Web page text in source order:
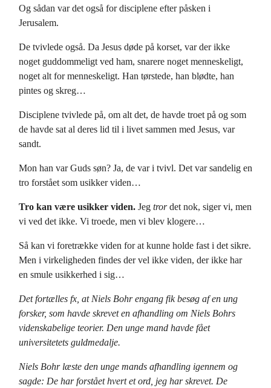
Og sådan var det også for disciplene efter påsken i
Jerusalem.
De tvivlede også. Da Jesus døde på korset, var der ikke
noget guddommeligt ved ham, snarere noget menneskeligt,
noget alt for menneskeligt. Han tørstede, han blødte, han
pintes og skreg…
Disciplene tvivlede på, om alt det, de havde troet på og som
de havde sat al deres lid til i livet sammen med Jesus, var
sandt.
Mon han var Guds søn? Ja, de var i tvivl. Det var sandelig en
tro forstået som usikker viden…
Tro kan være usikker viden. Jeg trordet nok, siger vi, men
vi ved det ikke. Vi troede, men vi blev klogere…
Så kan vi foretrække viden for at kunne holde fast i det sikre.
Men i virkeligheden findes der vel ikke viden, der ikke har
en smule usikkerhed i sig…
Det fortælles fx, at Niels Bohr engang fik besøg af en ung
forsker, som havde skrevet en afhandling om Niels Bohrs
videnskabelige teorier. Den unge mand havde fået
universitetets guldmedalje.
Niels Bohr læste den unge mands afhandling igennem og
sagde: De har forstået hvert et ord, jeg har skrevet. De